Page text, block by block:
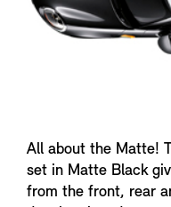
All about the Matte!
set in Matte Black
from the front, rear